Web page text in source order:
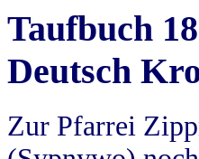
Taufbuch
Deutsch
Zur Pfarrei